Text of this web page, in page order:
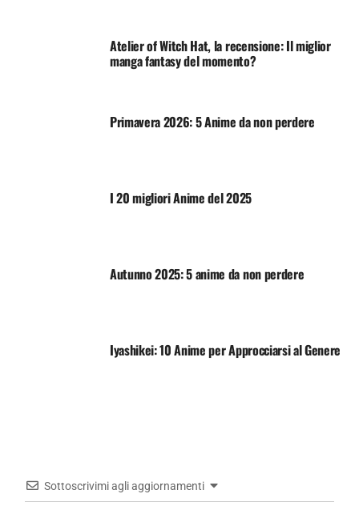
Atelier of Witch Hat, la recensione: Il miglior
manga fantasy del momento?
Primavera 2026: 5 Anime da non perdere
I 20 migliori Anime del 2025
Autunno 2025: 5 anime da non perdere
Iyashikei: 10 Anime per Approcciarsi al Genere
Sottoscrivimi agli aggiornamenti